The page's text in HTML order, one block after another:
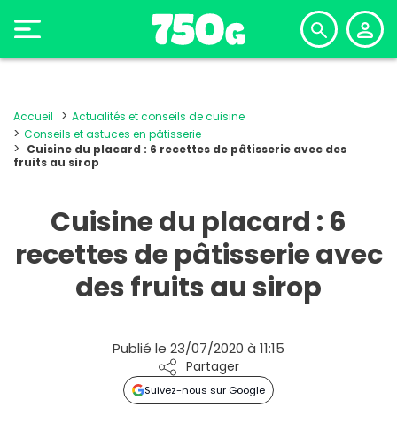
Accueil
Actualités et conseils de cuisine
Conseils et astuces en pâtisserie
Cuisine du placard : 6 recettes de pâtisserie avec des
fruits au sirop
Cuisine du placard : 6
recettes de pâtisserie avec
des fruits au sirop
Publié le 23/07/2020 à 11:15
Partager
Suivez-nous sur Google